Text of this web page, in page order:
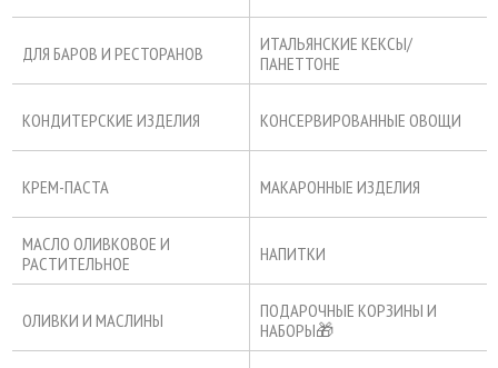
ДЛЯ БАРОВ И РЕСТОРАНОВ
ИТАЛЬЯНСКИЕ КЕКСЫ/
ПАНЕТТОНЕ
КОНДИТЕРСКИЕ ИЗДЕЛИЯ КОНСЕРВИРОВАННЫЕ ОВОЩИ
КРЕМ-ПАСТА МАКАРОННЫЕ ИЗДЕЛИЯ
МАСЛО ОЛИВКОВОЕ И
РАСТИТЕЛЬНОЕ
НАПИТКИ
ОЛИВКИ И МАСЛИНЫ
ПОДАРОЧНЫЕ КОРЗИНЫ И
НАБОРЫ🎁